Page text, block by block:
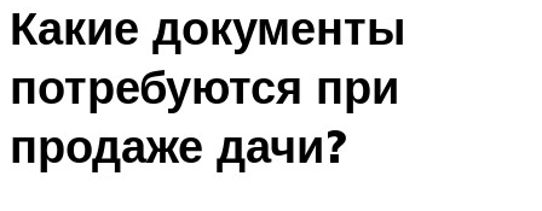
Какие документы
потребуются при
продаже дачи?